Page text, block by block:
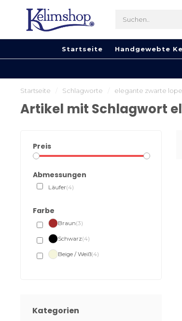
Startseite Handgewebte
Startseite Schlagworte elegante zwarte
Artikel mit Schlagwort
Preis
Abmessungen
Läufer(4)
Farbe
Braun(3)
Schwarz(4)
Beige / Weiß(4)
Kategorien